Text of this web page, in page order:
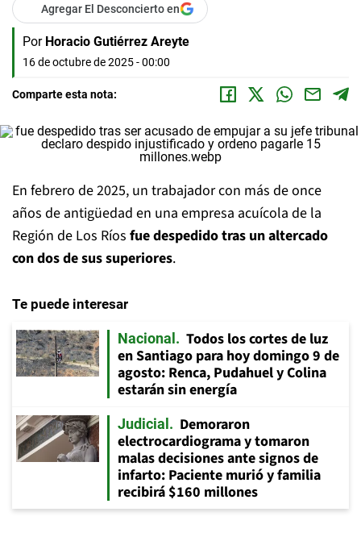
Agregar El Desconcierto en
Por Horacio Gutiérrez Areyte
16 de octubre de 2025 - 00:00
Comparte esta nota:
En febrero de 2025, un trabajador con más de once
años de antigüedad en una empresa acuícola de la
Región de Los Ríos fue despedido tras un altercado
con dos de sus superiores.
Te puede interesar
Nacional
Todos los cortes de luz
en Santiago para hoy domingo 9 de
agosto: Renca, Pudahuel y Colina
estarán sin energía
Judicial
Demoraron
electrocardiograma y tomaron
malas decisiones ante signos de
infarto: Paciente murió y familia
recibirá $160 millones